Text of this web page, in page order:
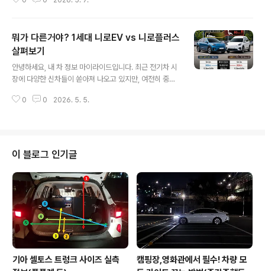
일단 이런 생각을 하는 것만 해도 당신은 분명 '멸종위기
Di + 수동'이라는 결론을 내놓고 이야기를 시작하도록 하
겠습니다.오늘 제가 소개할 포르테쿱(Forte Koup)은 기
아가 2009년 출시한 국내 최초의 정통 2도어 쿠페 모델
로, 당시 현대차의 '아반떼 MD 쿠페'와는 다른 꽤나 성공을
했던 모델입니다.사실 아반떼 쿠페는 출력도 더 높고 하드
웨어적으로도 훌륭했지만, 소비자들에게 철저히 외면받았
뭐가 다른거야? 1세대 니로EV vs 니로플러스
살펴보기
안녕하세요, 내 차 정보 마이라이드입니다. 최근 전기차 시
장에 다양한 신차들이 쏟아져 나오고 있지만, 여전히 중고
다. 바로 기아의 효자 모델인 1세대 니로EV(DE)와 그 유전
러스는 탄생을 했습니다. 다목적 용도로 사용할 수 있도록
말이죠. 그러니 '유전자를 이어받았다'고 표현한 것이 맞는
것이죠.저 역시 과거에 쏘울이나 i30 같은 박스형 차량들
에 애착을 가졌던 만큼, '공간'을 어떻게 활용하느냐에 따라
차의 가치가 달라진다고 믿습니다. 오늘은 같은 뼈대를 공
유하지..
0 0 2026. 5. 5.
이 블로그 인기글
기아 셀토스 트렁크 사이즈 실측
캠핑장,영화관에서 필수! 차량 모